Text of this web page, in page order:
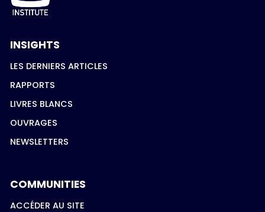
INSIGHTS
LES DERNIERS ARTICLES
RAPPORTS
LIVRES BLANCS
OUVRAGES
NEWSLETTERS
COMMUNITIES
ACCÉDER AU SITE